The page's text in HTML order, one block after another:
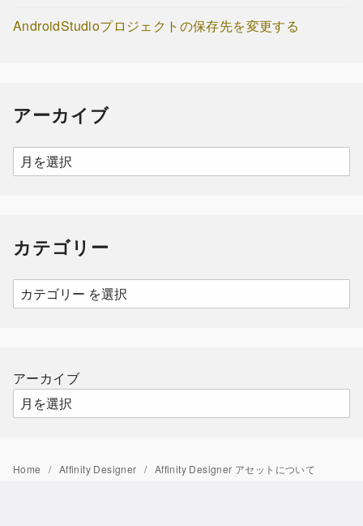
AndroidStudioプロジェクトの保存先を変更する
アーカイブ
ア
ー
ブ
カテゴリー
カ
テ
ー
アーカイブ
Home Affinity Designer Affinity Designer アセットについて